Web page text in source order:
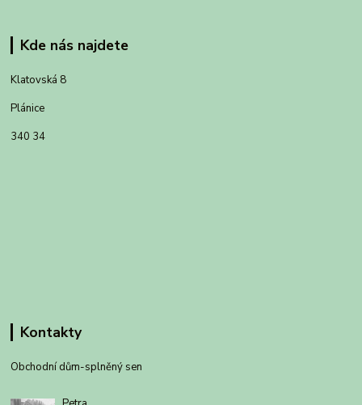
Kde nás najdete
Klatovská 8
Plánice
340 34
Kontakty
Obchodní dům-splněný sen